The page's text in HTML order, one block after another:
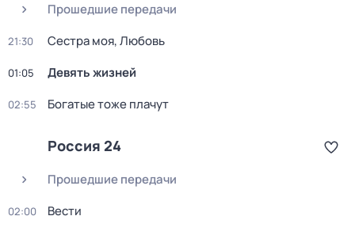
Прошедшие передачи
21:30 Сестра моя, Любовь
01:05 Девять жизней
02:55 Богатые тоже плачут
Россия 24
Прошедшие передачи
02:00 Вести